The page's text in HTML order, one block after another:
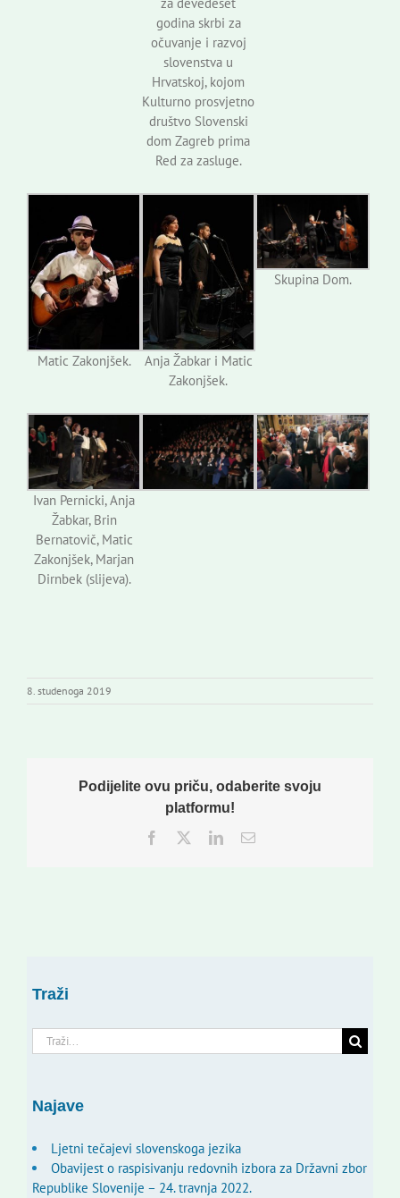
godina skrbi za
očuvanje i razvoj
slovenstva u
Hrvatskoj, kojom
Kulturno prosvjetno
društvo Slovenski
dom Zagreb prima
Red za zasluge.
Matic Zakonjšek.
Anja Žabkar i Matic
Zakonjšek.
Skupina Dom.
Ivan Pernicki, Anja
Žabkar, Brin
Bernatovič, Matic
Zakonjšek, Marjan
Dirnbek (slijeva).
8. studenoga 2019
Podijelite ovu priču, odaberite svoju
platformu!
Facebook
TwitterLinkedInEmail:
Traži
Traži...
Najave
Ljetni tečajevi slovenskoga jezika
Obavijest o raspisivanju redovnih izbora za Državni zbor
Republike Slovenije – 24. travnja 2022.